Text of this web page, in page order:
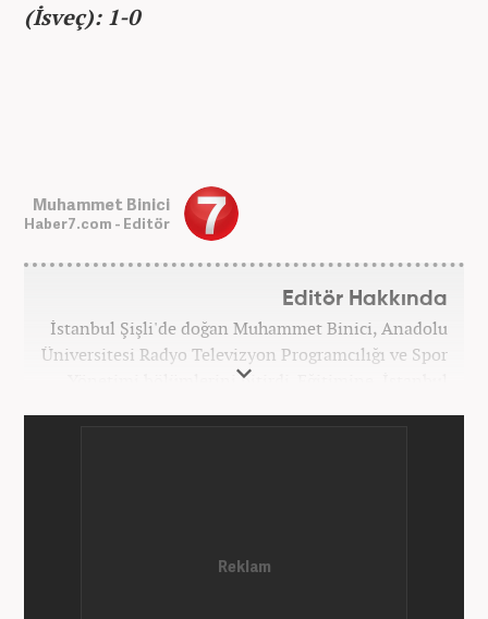
(İsveç): 1-0
Muhammet Binici
Haber7.com - Editör
Editör Hakkında
İstanbul Şişli'de doğan Muhammet Binici, Anadolu
Üniversitesi Radyo Televizyon Programcılığı ve Spor
Yönetimi bölümlerini bitirdi. Eğitimine, İstanbul
'Gündem Editörü' olarak görevine devam